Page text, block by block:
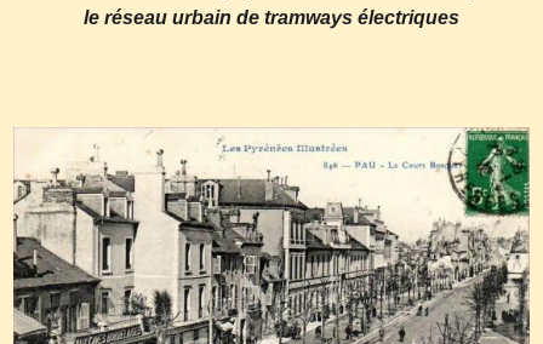
le réseau urbain de tramways électriques